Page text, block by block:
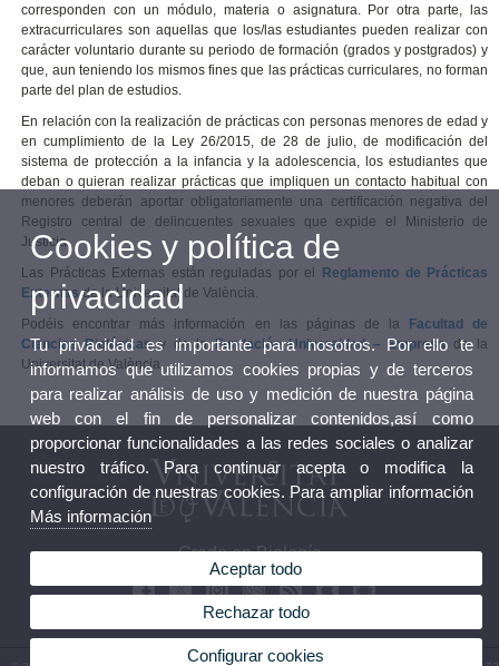
corresponden con un módulo, materia o asignatura. Por otra parte, las
extracurriculares son aquellas que los/las estudiantes pueden realizar con
carácter voluntario durante su periodo de formación (grados y postgrados) y
que, aun teniendo los mismos fines que las prácticas curriculares, no forman
parte del plan de estudios.
En relación con la realización de prácticas con personas menores de edad y
en cumplimiento de la Ley 26/2015, de 28 de julio, de modificación del
sistema de protección a la infancia y la adolescencia, los estudiantes que
deban o quieran realizar prácticas que impliquen un contacto habitual con
menores deberán aportar obligatoriamente una certificación negativa del
Registro central de delincuentes sexuales que expide el Ministerio de
Justicia.
Las Prácticas Externas están reguladas por el
Reglamento de Prácticas
Externasde la Universitat de València.
Podéis encontrar más información en las páginas de la
Facultad de
Ciencias Biológicasy de laFundación Universidad – Empresade la
Universitat de València.
Grado en Biología
Cookies y política de
privacidad
Tu privacidad es importante para nosotros. Por ello te
informamos que utilizamos cookies propias y de terceros
para realizar análisis de uso y medición de nuestra página
web con el fin de personalizar contenidos,así como
proporcionar funcionalidades a las redes sociales o analizar
nuestro tráfico. Para continuar acepta o modifica la
configuración de nuestras cookies. Para ampliar información
Más información
Aceptar todo
Rechazar todo
Configurar cookies